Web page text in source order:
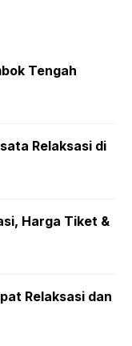
Tengah
Relaksasi di
Harga Tiket &
Relaksasi dan